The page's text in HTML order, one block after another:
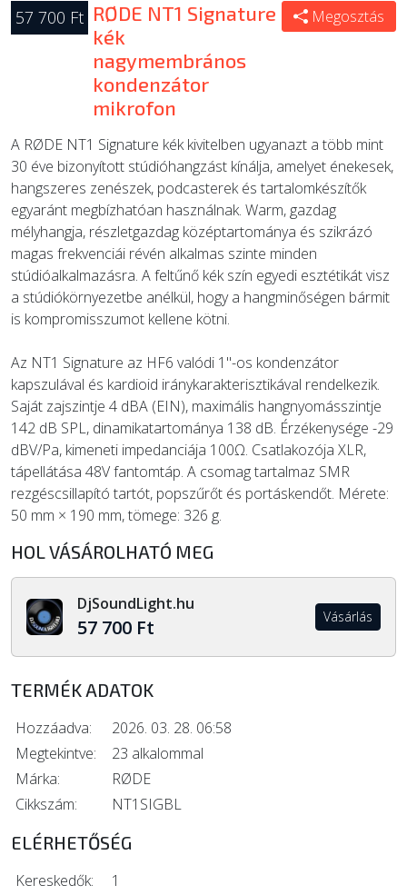
57 700 Ft RØDE NT1 Signature
kék
nagymembrános
kondenzátor
mikrofon
Megosztás
A RØDE NT1 Signature kék kivitelben ugyanazt a több mint
30 éve bizonyított stúdióhangzást kínálja, amelyet énekesek,
hangszeres zenészek, podcasterek és tartalomkészítők
egyaránt megbízhatóan használnak. Warm, gazdag
mélyhangja, részletgazdag középtartománya és szikrázó
magas frekvenciái révén alkalmas szinte minden
stúdióalkalmazásra. A feltűnő kék szín egyedi esztétikát visz
a stúdiókörnyezetbe anélkül, hogy a hangminőségen bármit
is kompromisszumot kellene kötni.
Az NT1 Signature az HF6 valódi 1"-os kondenzátor
kapszulával és kardioid iránykarakterisztikával rendelkezik.
Saját zajszintje 4 dBA (EIN), maximális hangnyomásszintje
142 dB SPL, dinamikatartománya 138 dB. Érzékenysége -29
dBV/Pa, kimeneti impedanciája 100Ω. Csatlakozója XLR,
tápellátása 48V fantomtáp. A csomag tartalmaz SMR
rezgéscsillapító tartót, popszűrőt és portáskendőt. Mérete:
50 mm × 190 mm, tömege: 326 g.
HOL VÁSÁROLHATÓ MEG
DjSoundLight.hu
57 700 Ft Vásárlás
TERMÉK ADATOK
Hozzáadva:
2026. 03. 28. 06:58
Megtekintve:
23 alkalommal
Márka:
RØDE
Cikkszám:
NT1SIGBL
ELÉRHETŐSÉG
Kereskedők:
1